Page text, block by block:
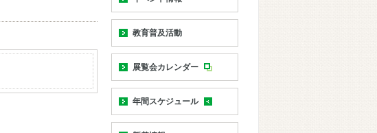
教育普及活動
展覧会カレンダー
年間スケジュール